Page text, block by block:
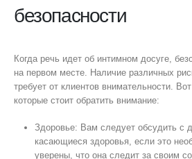
безопасности
Когда речь идет об интимном досуге,
на первом месте. Наличие различных
требует от клиентов внимательности.
которые стоит обратить внимание:
Здоровье: Вам следует обсудить с
касающиеся здоровья, если это
уверены, что она следит за своим